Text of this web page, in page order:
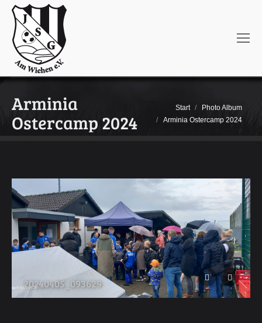
Arminia
Ostercamp 2024
Sie befinden sich hier:
Start
Photo Album
Arminia Ostercamp 2024
20240405_093629